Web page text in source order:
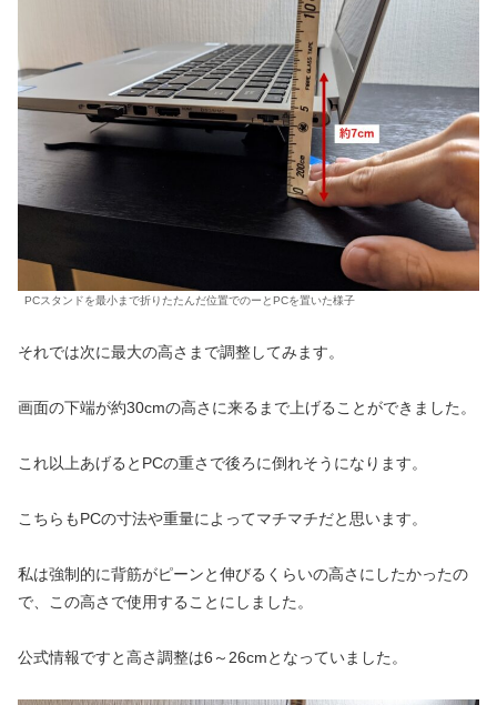
PCスタンドを最小まで折りたたんだ位置でのーとPCを置いた様子
それでは次に最大の高さまで調整してみます。
画面の下端が約30cmの高さに来るまで上げることができました。
これ以上あげるとPCの重さで後ろに倒れそうになります。
こちらもPCの寸法や重量によってマチマチだと思います。
私は強制的に背筋がピーンと伸びるくらいの高さにしたかったの
で、この高さで使用することにしました。
公式情報ですと高さ調整は6～26cmとなっていました。